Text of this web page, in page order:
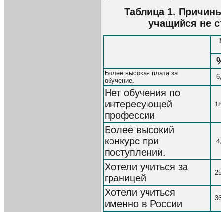
Таблица 1.
учащийся не
Более высокая плата за
обучение.
Нет обучения по
интересующей
профессии
Более высокий
конкурс при
поступлении.
Хотели учиться за
границей
Хотели учиться
именно в России